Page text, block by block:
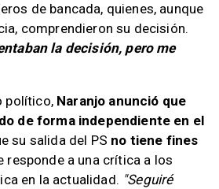
de bancada, quienes, aunque
comprendieron su decisión.
la decisión, pero me
político, Naranjo anunció que
de forma independiente en el
su salida del PS no tiene fines
responde a una crítica a los
en la actualidad. "Seguiré